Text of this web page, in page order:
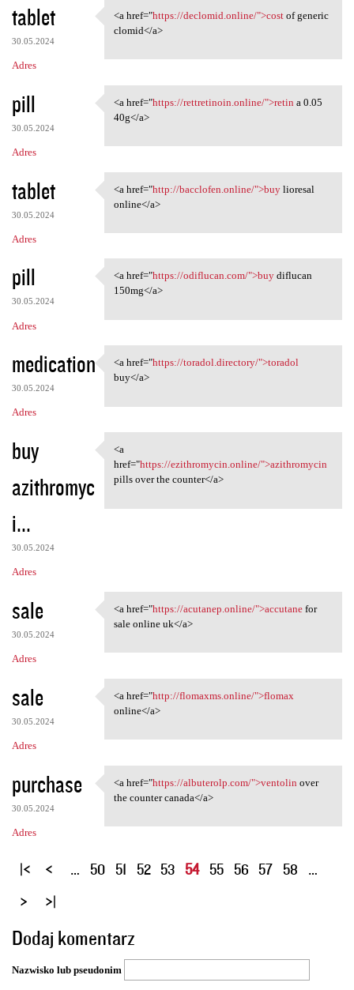
tablet
30.05.2024
Adres
<a href="https://declomid
<a href="https://declomid.online/">costof generic
clomid</a>
pill
30.05.2024
Adres
<a href="https://rettretinoin
<a href="https://rettretinoin.online/">retin a 0.05
40g</a>
tablet
30.05.2024
Adres
<a href="http://bacclofen
<a href="http://bacclofen.online/">buylioresal
online</a>
pill
30.05.2024
Adres
<a href="https://odiflucan
<a href="https://odiflucan.com/">buydiflucan
150mg</a>
medication
30.05.2024
Adres
<a href="https://toradol
<a href="https://toradol.directory/">toradol
buy</a>
buy
azithromyc
i...
30.05.2024
Adres
<a href="https://ezithromycin
<a
href="https://ezithromycin.online/">azithromycin
pills over the counter</a>
sale
30.05.2024
Adres
<a href="https://acutanep
<a href="https://acutanep.online/">accutanefor
sale online uk</a>
sale
30.05.2024
Adres
<a href="http://flomaxms
<a href="http://flomaxms.online/">flomax
online</a>
purchase
30.05.2024
Adres
<a href="https://albuterolp
<a href="https://albuterolp.com/">ventolin over
the counter canada</a>
S
o
n
y
… 50 51 52 53 54 55 56 57 58 …
Dodaj komentarz
Nazwisko lub pseudonim